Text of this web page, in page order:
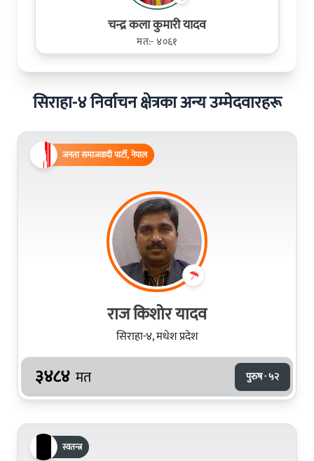
चन्द्र कला कुमारी यादव
मत:- ४०६१
सिराहा-४ निर्वाचन क्षेत्रका अन्य उम्मेदवारहरू
जनता समाजवादी पार्टी, नेपाल
राज किशोर यादव
सिराहा-४, मधेश प्रदेश
३४८४ मत पुरुष · ५२
स्वतन्त्र